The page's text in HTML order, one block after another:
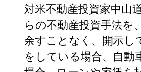
対米不動産投資家中山
らの不動産投資手法を
余すことなく、開示し
をしている場合、自動